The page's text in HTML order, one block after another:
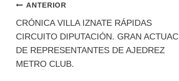
Navegación
de
entradas
ANTERIOR
CRÓNICA VILLA IZNATE RÁPIDAS
CIRCUITO DIPUTACIÓN. GRAN
DE REPRESENTANTES DE AJEDREZ
METRO CLUB.